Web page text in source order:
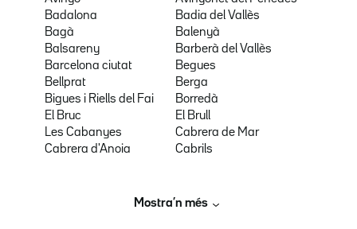
Badalona
Badia del Vallès
Bagà
Balenyà
Balsareny
Barberà del Vallès
Barcelona ciutat
Begues
Bellprat
Berga
Bigues i Riells del Fai
Borredà
El Bruc
El Brull
Les Cabanyes
Cabrera de Mar
Cabrera d'Anoia
Cabrils
Mostra’n més